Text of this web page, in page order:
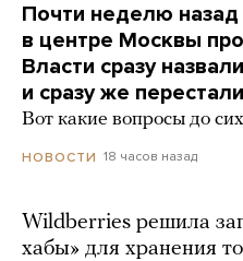
Почти неделю назад
в центре Москвы
Власти сразу
и сразу же
Вот какие вопросы до
НОВОСТИ 18 часов назад
Wildberries решила
хабы» для хранения